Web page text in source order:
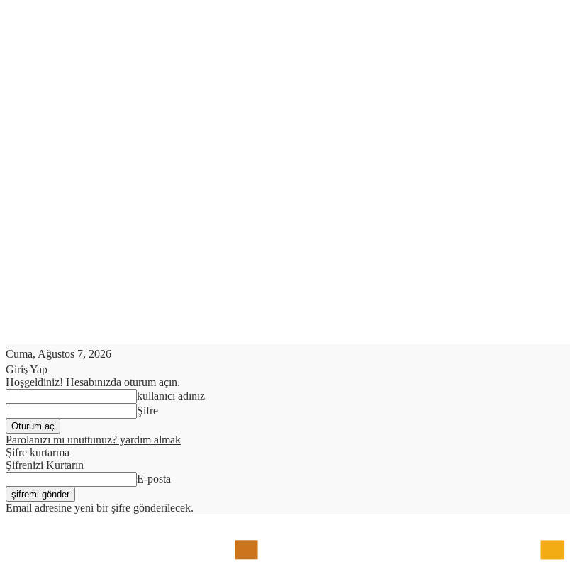
Cuma, Ağustos 7, 2026
Giriş Yap
Hoşgeldiniz! Hesabınızda oturum açın.
kullanıcı adınız
Şifre
Parolanızı mı unuttunuz? yardım almak
Şifre kurtarma
Şifrenizi Kurtarın
E-posta
Email adresine yeni bir şifre gönderilecek.